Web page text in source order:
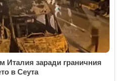
Италия заради граничния
в Сеута